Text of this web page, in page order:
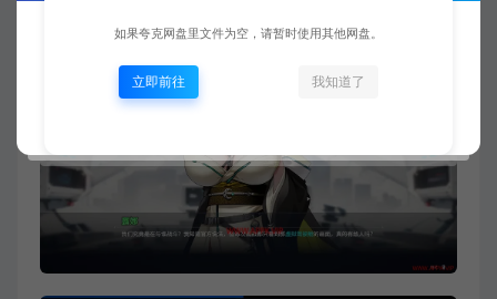
如果夸克网盘里文件为空，请暂时使用其他网盘。
立即前往 我知道了